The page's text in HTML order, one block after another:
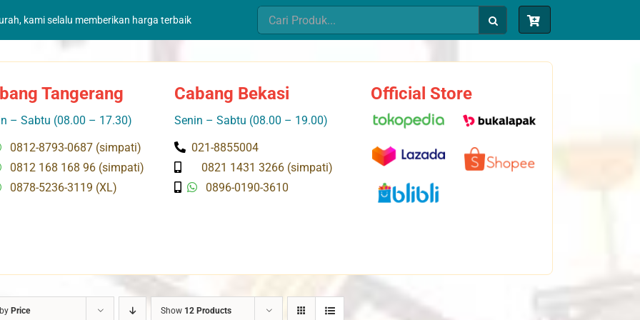
kami selalu memberikan harga terbaik
Search
for:
Tangerang
– Sabtu (08.00 – 17.30)
0812-8793-0687 (simpati)
0812 168 168 96 (simpati)
0878-5236-3119 (XL)
Cabang Bekasi
Senin – Sabtu (08.00 – 19.00)
021-8855004
0821 1431 3266 (simpati)
0896-0190-3610
Official Store
Price Show 12 Products